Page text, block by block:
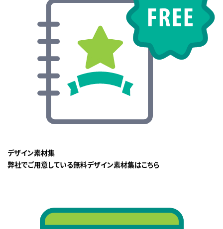
デザイン素材集
弊社でご用意している無料デザイン素材集はこちら